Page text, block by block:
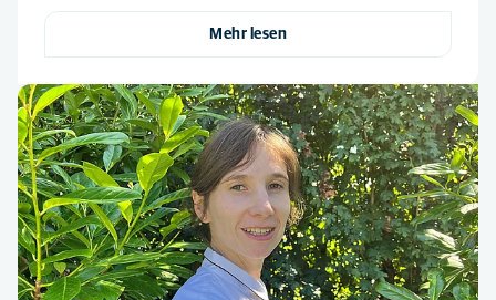
Mehr lesen